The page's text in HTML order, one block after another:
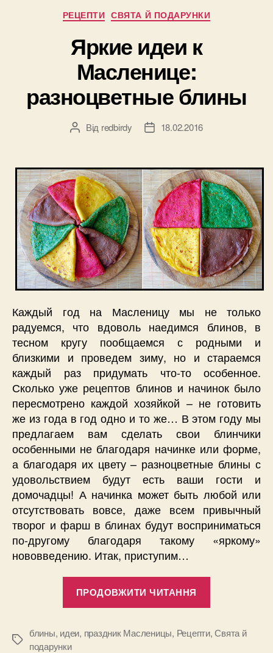
с
Категорії
РЕЦЕПТИ СВЯТА Й ПОДАРУНКИ
Яркие идеи к
Масленице:
разноцветные блины
Автор
Від redbirdy
Дата18.02.2016
Каждый год на Масленицу мы не только
радуемся, что вдоволь наедимся блинов, в
тесном кругу пообщаемся с родными и
близкими и проведем зиму, но и стараемся
каждый раз придумать что-то особенное.
Сколько уже рецептов блинов и начинок было
пересмотрено каждой хозяйкой – не готовить
же из года в год одно и то же… В этом году мы
предлагаем вам сделать свои блинчики
особенными не благодаря начинке или форме,
а благодаря их цвету – разноцветные блины с
удовольствием будут есть ваши гости и
домочадцы! А начинка может быть любой или
отсутствовать вовсе, даже всем привычный
творог и фарш в блинах будут восприниматься
по-другому благодаря такому «яркому»
нововведению. Итак, приступим…
ПРОДОВЖИТИ ЧИТАННЯ
Масленице:
Позначки
блины, идеи, праздник Масленицы, Рецепти,Свята й
подарунки